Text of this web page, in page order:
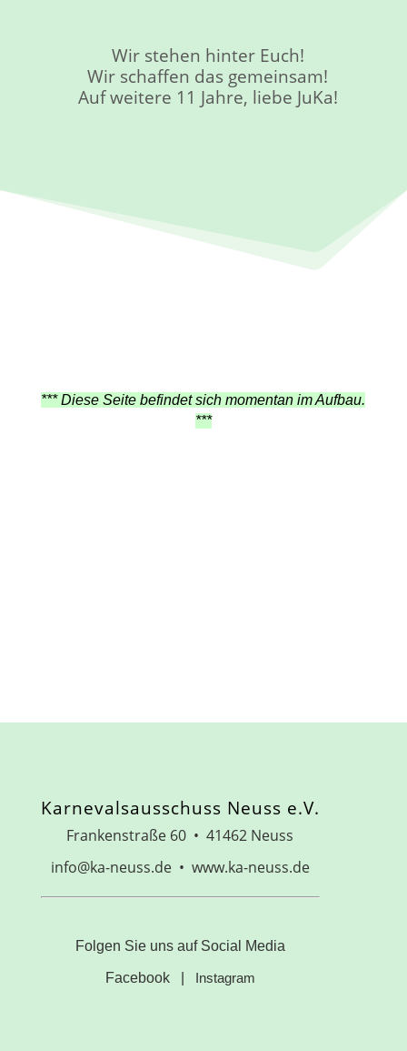
Wir stehen hinter Euch!
Wir schaffen das gemeinsam!
Auf weitere 11 Jahre, liebe JuKa!
*** Diese Seite befindet sich momentan im Aufbau.
***
Karnevalsausschuss Neuss e.V.
Frankenstraße 60 • 41462 Neuss
info@ka-neuss.de • www.ka-neuss.de
Folgen Sie uns auf Social Media
Facebook| Instagram